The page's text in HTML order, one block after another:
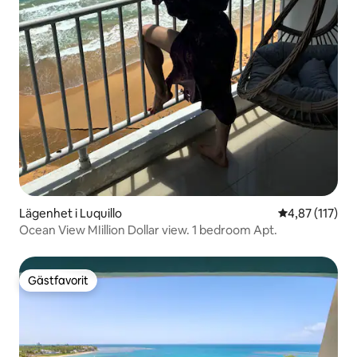
Lägenhet i Luquillo 4,87 av 5 i
4,87 (117)
Ocean View MIillion Dollar view. 1 bedroom Apt.
Gästfavorit
Gästfavorit